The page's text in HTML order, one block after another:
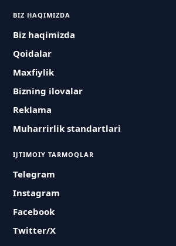
BIZ HAQIMIZDA
Biz haqimizda
Qoidalar
Maxfiylik
Bizning ilovalar
Reklama
Muharrirlik standartlari
IJTIMOIY TARMOQLAR
Telegram
Instagram
Facebook
Twitter/X